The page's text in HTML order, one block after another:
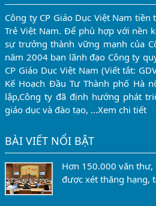
Công ty CP Giáo Dục Việt Nam tiền
Trẻ Việt Nam. Để phù hợp với nền
sự trưởng thành vững mạnh của
năm 2004 ban lãnh đạo Công ty
CP Giáo Dục Việt Nam (Viết tắt:
Kế Hoạch Đầu Tư Thành phố Hà
lập,Công ty đã định hướng phát
giáo dục và đào tạo, …Xem chi tiết
BÀI VIẾT NỔI BẬT
Hơn 150.000 văn
được xét thăng hạng,